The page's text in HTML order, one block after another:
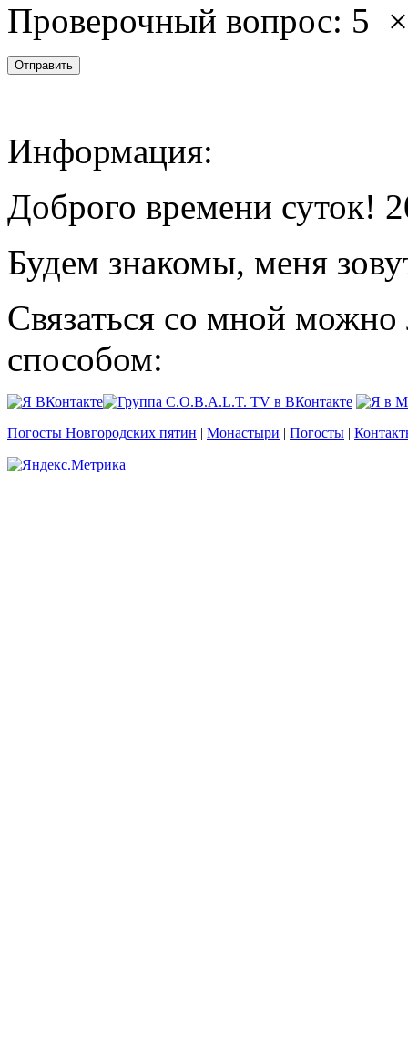
Проверочный вопрос: 5
Информация:
Доброго времени суток!
Будем знакомы, меня
Связаться со мной
способом:
Погосты Новгородских пятин | Монастыри | Погосты |